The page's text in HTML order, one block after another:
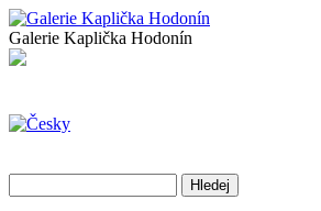
Galerie Kaplička Hodonín